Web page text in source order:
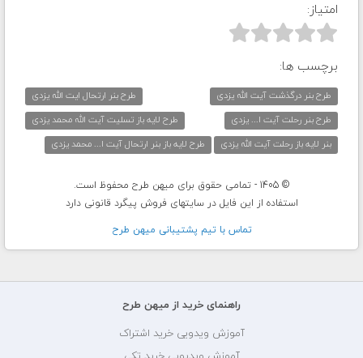
امتیاز:



برچسب ها:
طرح بنر درگذشت آیت الله یزدی
طرح بنر ارتحال ایت الله یزدی
طرح بنر رحلت آیت ا... یزدی
طرح لایه باز تسلیت آیت الله محمد یزدی
بنر لایه باز رحلت آیت الله یزدی
طرح لایه باز بنر ارتحال آیت ا... محمد یزدی
© 1405 - تمامی حقوق برای میهن طرح محفوظ است.
استفاده از این فایل در سایتهای فروش پیگرد قانونی دارد
تماس با تيم پشتيبانی ميهن طرح
راهنمای خرید از میهن طرح
آموزش ویدویی خرید اشتراک